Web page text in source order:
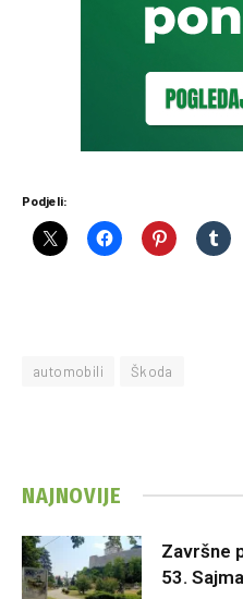
Podjeli:
automobili Škoda
NAJNOVIJE
Završne
53.